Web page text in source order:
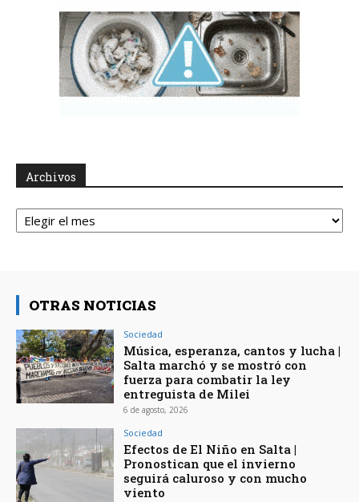
Archivos
Archivos
OTRAS NOTICIAS
Sociedad
Música, esperanza, cantos y lucha |
Salta marchó y se mostró con
fuerza para combatir la ley
entreguista de Milei
6 de agosto, 2026
Sociedad
Efectos de El Niño en Salta |
Pronostican que el invierno
seguirá caluroso y con mucho
viento